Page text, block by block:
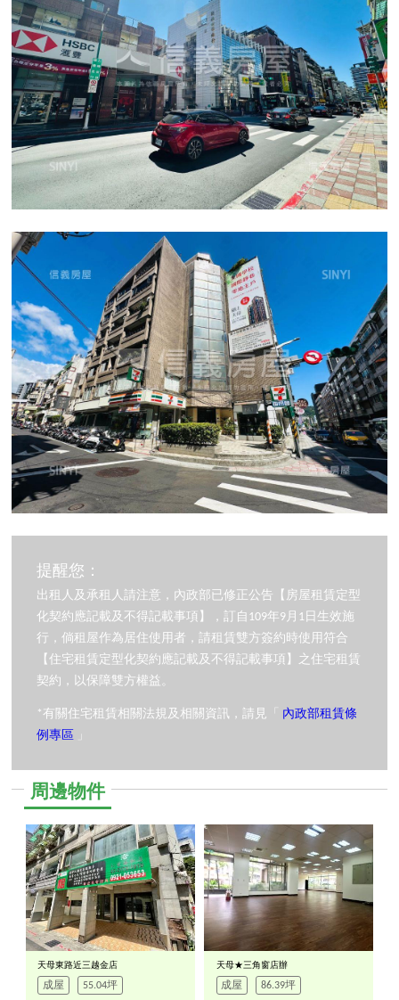
提醒您：
出租人及承租人請注意，內政部已修正公告【房屋租賃定型
化契約應記載及不得記載事項】，訂自109年9月1日生效施
行，倘租屋作為居住使用者，請租賃雙方簽約時使用符合
【住宅租賃定型化契約應記載及不得記載事項】之住宅租賃
契約，以保障雙方權益。
*有關住宅租賃相關法規及相關資訊，請見「 內政部租賃條
例專區 」
周邊物件
天母東路近三越金店
成屋 55.04坪
天母★三角窗店辦
成屋 86.39坪